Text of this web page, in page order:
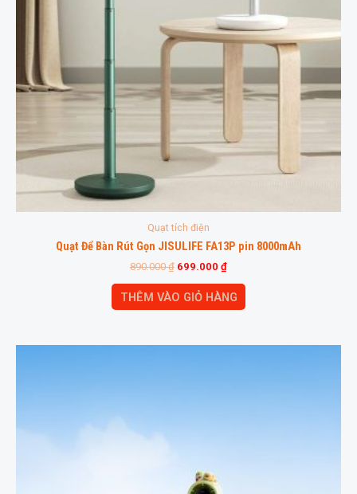
Quạt tích điện
Quạt Để Bàn Rút Gọn JISULIFE FA13P pin 8000mAh
890.000₫ 699.000 ₫
THÊM VÀO GIỎ HÀNG